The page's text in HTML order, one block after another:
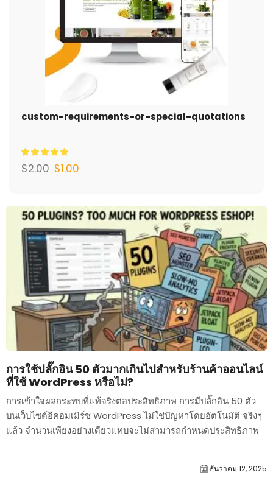
custom-requirements-or-special-quotations
$2.00 $1.00
การใช้ปลั๊กอิน 50 ตัวมากเกินไปสำหรับร้านค้าออนไลน์
ที่ใช้ WordPress หรือไม่?
การเข้าใจผลกระทบที่แท้จริงต่อประสิทธิภาพ การมีปลั๊กอิน 50 ตัว
บนเว็บไซต์อีคอมเมิร์ซ WordPress ไม่ใช่ปัญหาโดยอัตโนมัติ จริงๆ
แล้ว จำนวนเพียงอย่างเดียวแทบจะไม่สามารถกำหนดประสิทธิภาพ
ธันวาคม 12, 2025